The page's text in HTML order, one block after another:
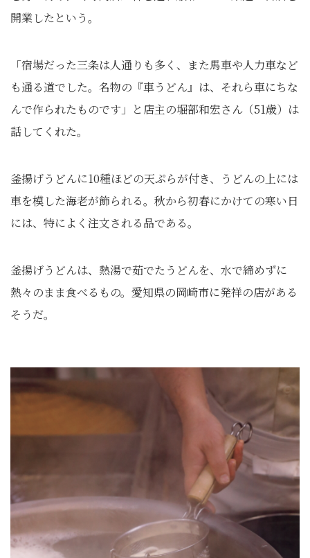
開業したという。
「宿場だった三条は人通りも多く、また馬車や人力車など
も通る道でした。名物の『車うどん』は、それら車にちな
んで作られたものです」と店主の堀部和宏さん（51歳）は
話してくれた。
釜揚げうどんに10種ほどの天ぷらが付き、うどんの上には
車を模した海老が飾られる。秋から初春にかけての寒い日
には、特によく注文される品である。
釜揚げうどんは、熱湯で茹でたうどんを、水で締めずに
熱々のまま食べるもの。愛知県の岡崎市に発祥の店がある
そうだ。